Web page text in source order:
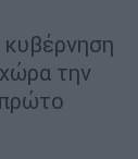
κυβέρνηση
την